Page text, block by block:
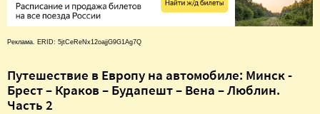
Реклама. ERID: 5jtCeReNx12oajjG9G1Ag7Q
Путешествие в Европу на автомобиле: Минск -
Брест – Краков – Будапешт – Вена – Люблин.
Часть 2